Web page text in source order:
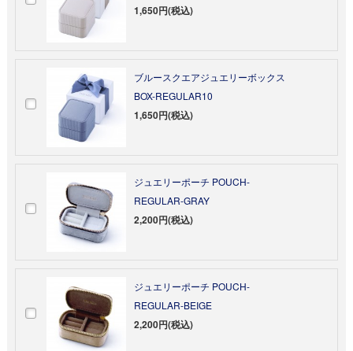
1,650円(税込)
ブルースクエアジュエリーボックス
BOX-REGULAR10
1,650円(税込)
ジュエリーポーチ POUCH-
REGULAR-GRAY
2,200円(税込)
ジュエリーポーチ POUCH-
REGULAR-BEIGE
2,200円(税込)